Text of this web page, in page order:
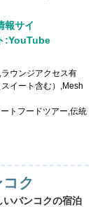
報サイ
:YouTube
ウンジアクセス有
イート含む）,Mesh
トフードツアー,伝統
ク
いバンコクの宿泊